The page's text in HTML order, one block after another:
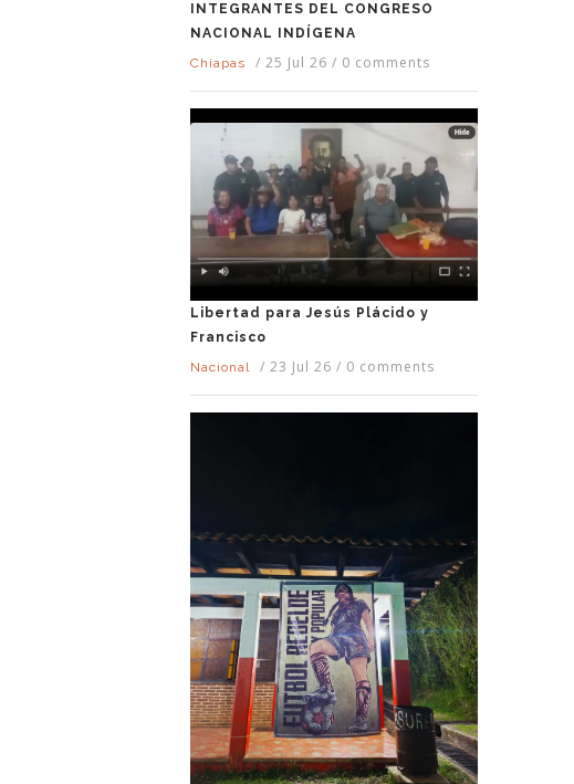
INTEGRANTES DEL CONGRESO
NACIONAL INDÍGENA
Chiapas
/ 25 Jul 26 / 0 comments
Libertad para Jesús Plácido y
Francisco
Nacional
/ 23 Jul 26 / 0 comments